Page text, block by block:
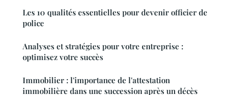
Les 10 qualités essentielles pour devenir officier de
police
Analyses et stratégies pour votre entreprise :
optimisez votre succès
Immobilier : l'importance de l'attestation
immobilière dans une succession après un décès